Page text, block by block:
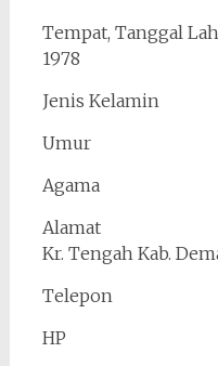
Tempat, Tanggal
1978
Jenis Kelamin
Umur : 39
Agama :
Alamat : Desa
Kr. Tengah Kab.
Telepon :
HP :